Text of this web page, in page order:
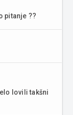
pitanje ??
lovili takšni